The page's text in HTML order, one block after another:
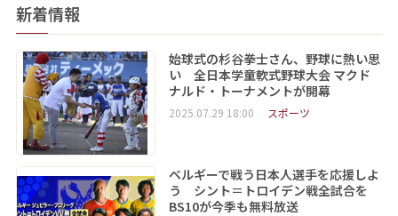
新着情報
始球式の杉谷拳士さん、野球に熱い思
い 全日本学童軟式野球大会 マクド
ナルド・トーナメントが開幕
2025.07.29 18:00 スポーツ
ベルギーで戦う日本人選手を応援しよ
う シント＝トロイデン戦全試合を
BS10が今季も無料放送